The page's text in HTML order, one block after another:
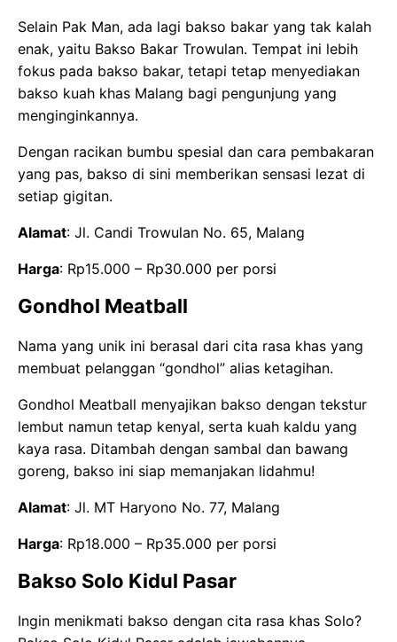
Selain Pak Man, ada lagi bakso bakar yang tak kalah
enak, yaitu Bakso Bakar Trowulan. Tempat ini lebih
fokus pada bakso bakar, tetapi tetap menyediakan
bakso kuah khas Malang bagi pengunjung yang
menginginkannya.
Dengan racikan bumbu spesial dan cara pembakaran
yang pas, bakso di sini memberikan sensasi lezat di
setiap gigitan.
Alamat: Jl. Candi Trowulan No. 65, Malang
Harga: Rp15.000 – Rp30.000 per porsi
Gondhol Meatball
Nama yang unik ini berasal dari cita rasa khas yang
membuat pelanggan “gondhol” alias ketagihan.
Gondhol Meatball menyajikan bakso dengan tekstur
lembut namun tetap kenyal, serta kuah kaldu yang
kaya rasa. Ditambah dengan sambal dan bawang
goreng, bakso ini siap memanjakan lidahmu!
Alamat: Jl. MT Haryono No. 77, Malang
Harga: Rp18.000 – Rp35.000 per porsi
Bakso Solo Kidul Pasar
Ingin menikmati bakso dengan cita rasa khas Solo?